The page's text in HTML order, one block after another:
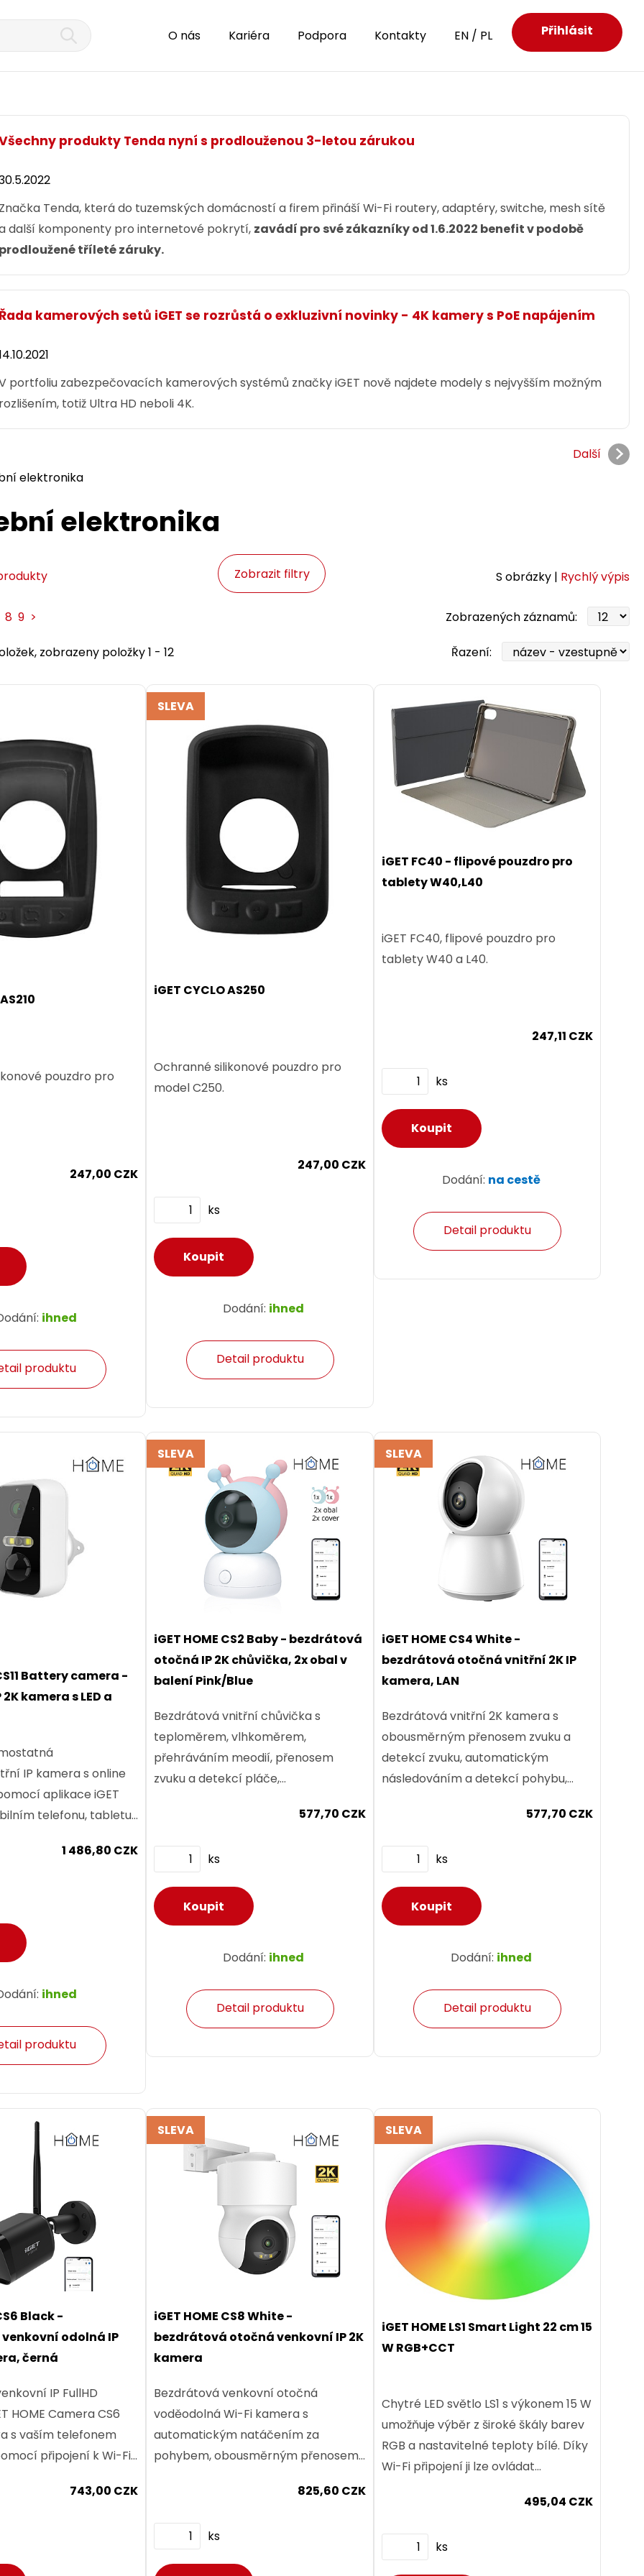
O nás Kariéra Podpora Kontakty EN / PL Přihlásit
produkty Tenda nyní s prodlouženou 3-letou zárukou
Tenda, která do tuzemských domácností a firem přináší Wi-Fi routery, adaptéry, switche, mesh sítě
další komponenty pro internetové pokrytí, zavádí pro své zákazníky od 1.6.2022 benefit v podobě
tříleté záruky.
kamerových setů iGET se rozrůstá o exkluzivní novinky - 4K kamery s PoE napájením
portfoliu zabezpečovacích kamerových systémů značky iGET nově najdete modely s nejvyšším možným
totiž Ultra HD neboli 4K.
Další
elektronika
elektronika
Zobrazit filtry S obrázky | Rychlý výpis
8 9 > Zobrazených záznamů:
zobrazeny položky 1 - 12 Řazení:
pouzdro pro
247,00 CZK
ihned
produktu
SLEVA
iGET CYCLO AS250
Ochranné silikonové pouzdro pro
model C250.
247,00 CZK
ks
Dodání: ihned
Detail produktu
iGET FC40 - flipové pouzdro pro
tablety W40,L40
iGET FC40, flipové pouzdro pro
tablety W40 a L40.
247,11 CZK
ks
Dodání: na cestě
Detail produktu
Battery camera -
kamera s LED a
IP kamera s online
aplikace iGET
telefonu, tabletu,
dále obousměrný
1 486,80 CZK
ihned
produktu
SLEVA
iGET HOME CS2 Baby - bezdrátová
otočná IP 2K chůvička, 2x obal v
balení Pink/Blue
Bezdrátová vnitřní chůvička s
teploměrem, vlhkoměrem,
přehráváním meodií, přenosem
zvuku a detekcí pláče,
vysokým...
577,70 CZK
ks
Dodání: ihned
Detail produktu
SLEVA
iGET HOME CS4 White -
bezdrátová otočná vnitřní 2K IP
kamera, LAN
Bezdrátová vnitřní 2K kamera s
obousměrným přenosem zvuku a
detekcí zvuku, automatickým
následováním a detekcí pohybu,
rozlišením 2K (3 MPx) - iGET HOME
577,70 CZK
ks
Dodání: ihned
Detail produktu
Black -
odolná IP
černá
IP FullHD
HOME Camera CS6
s vaším telefonem
připojení k Wi-Fi
rozlišením obrazu a...
743,00 CZK
SLEVA
iGET HOME CS8 White -
bezdrátová otočná venkovní IP 2K
kamera
Bezdrátová venkovní otočná
voděodolná Wi-Fi kamera s
automatickým natáčením za
pohybem, obousměrným přenosem
barevným nočním viděním pomocí
825,60 CZK
ks
SLEVA
iGET HOME LS1 Smart Light 22 cm 15
W RGB+CCT
Chytré LED světlo LS1 s výkonem 15 W
umožňuje výběr z široké škály barev
RGB a nastavitelné teploty bílé. Díky
Wi-Fi připojení ji lze ovládat
495,04 CZK
ks